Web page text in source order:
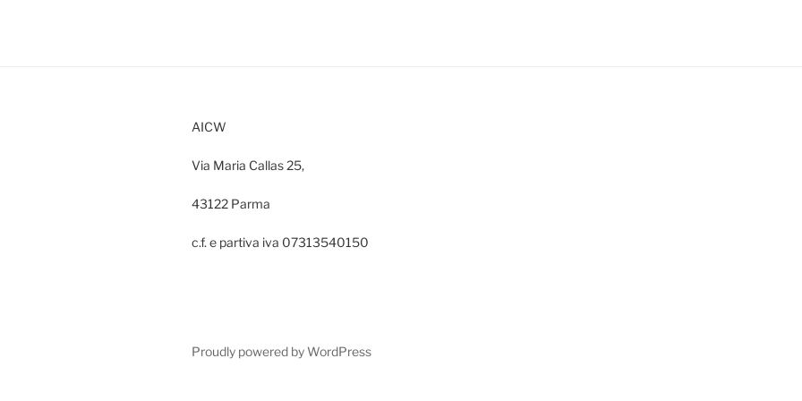
AICW
Via Maria Callas 25,
43122 Parma
c.f. e partiva iva 07313540150
Proudly powered by WordPress